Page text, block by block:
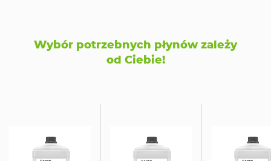
Wybór potrzebnych płynów zależy
od Ciebie!